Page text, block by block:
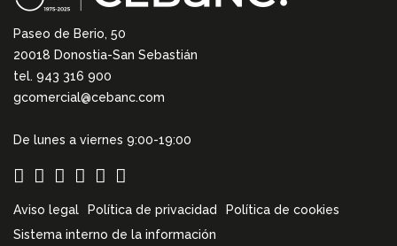
Paseo de Berio, 50
20018 Donostia-San Sebastián
tel. 943 316 900
gcomercial@cebanc.com
De lunes a viernes 9:00-19:00
Aviso legal Política de privacidad
Política de cookies
Sistema interno de la información